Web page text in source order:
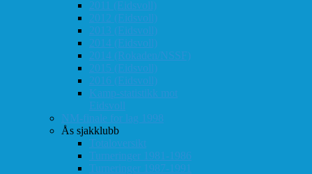
2011 (Eidsvoll)
2012 (Eidsvoll)
2013 (Eidsvoll)
2014 (Eidsvoll)
2014 (Rokaden/NSSF)
2015 (Eidsvoll)
2016 (Eidsvoll)
Kamp-statistikk mot
Eidsvoll
NM-finale for lag 1998
Ås sjakklubb
Totaloversikt
Turneringer 1981-1986
Turneringer 1987-1991